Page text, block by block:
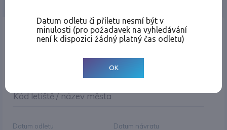
Místo odletu
Kód letiště / název města
Datum odletu Datum návratu
Datum odletu či příletu nesmí být v
minulosti (pro požadavek na vyhledávání
není k dispozici žádný platný čas odletu)
OK